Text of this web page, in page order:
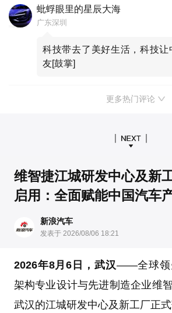
蚍蜉眼里的星辰大海
广东深圳
科技带去了美好生活，科技让
友[鼓掌]
更多热门评论
维智捷江城研发中心及新
启用：全面赋能中国汽车
新浪汽车
发表于 2026/08/06 18:21
2026年8月6日，武汉——全球领
架构专业设计与先进制造企业维
武汉的江城研发中心及新工厂正式